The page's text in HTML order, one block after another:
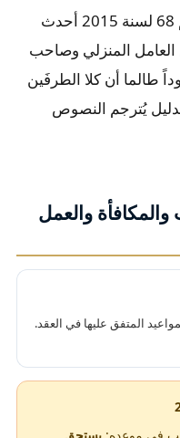
قانون العمالة المنزلية الكويتي رقم 68 لسنة 2015 أحدث
العامل المنزلي وصاحب
طالما أن كلا الطرفَين
يُترجم النصوص
والعمل
المتفق عليها في العقد.
في موعده: يستحق